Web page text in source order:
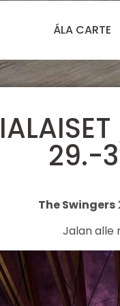
ÁLA CARTE
29.-
The Swingers
Jalan alle